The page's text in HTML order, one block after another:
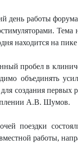
день работы
находится на
пробел в
объединять
создания первых
А.В. Шумов.
поездки
работы,